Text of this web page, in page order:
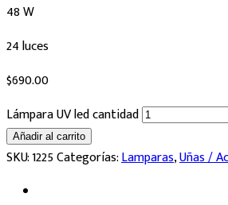
48 W
24 luces
$690.00
Lámpara UV led cantidad
Añadir al carrito
SKU:1225Categorías:Lamparas,Uñas /